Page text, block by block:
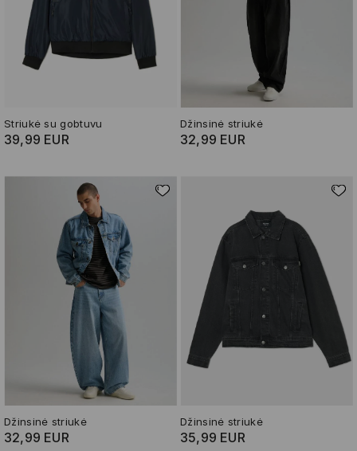
Striukė su gobtuvu
39,99 EUR
Džinsinė striukė
32,99 EUR
Džinsinė striukė
32,99 EUR
Džinsinė striukė
35,99 EUR